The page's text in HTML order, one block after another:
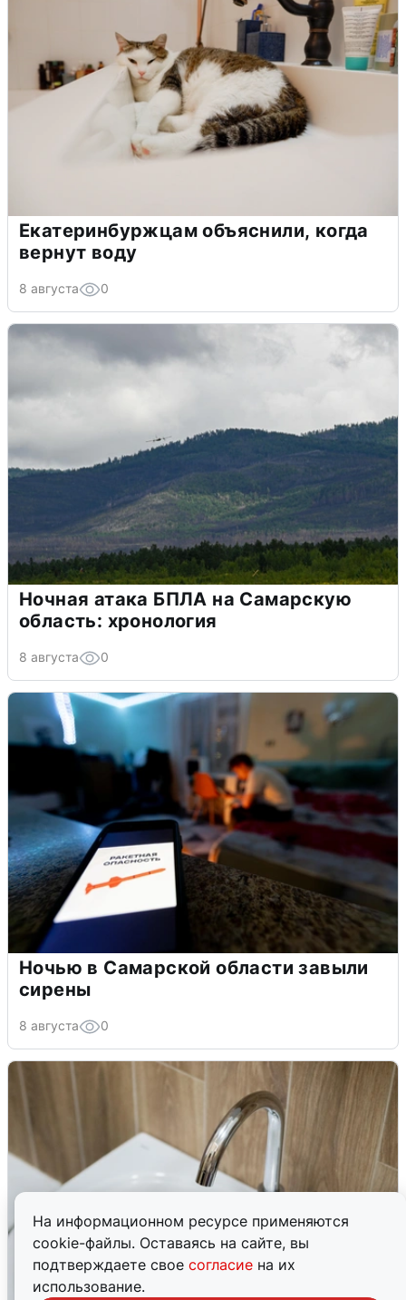
На информационном ресурсе применяются
cookie-файлы. Оставаясь на сайте, вы
подтверждаете свое согласие на их
использование.
Екатеринбуржцам объяснили, когда
вернут воду
8 августа 0
Ночная атака БПЛА на Самарскую
область: хронология
8 августа 0
Ночью в Самарской области завыли
сирены
8 августа 0